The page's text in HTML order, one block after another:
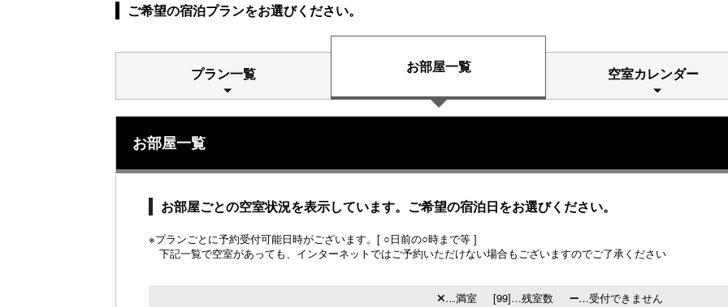
ご希望の宿泊プランをお選びください。
プラン一覧 お部屋一覧 空室カレンダー
お部屋一覧
お部屋ごとの空室状況を表示しています。ご希望の宿泊日をお選びください。
※プランごとに予約受付可能日時がございます。[ ○日前の○時まで等 ]
下記一覧で空室があっても、インターネットではご予約いただけない場合もございますのでご了承ください
…満室 [99]…残室数 …受付できません